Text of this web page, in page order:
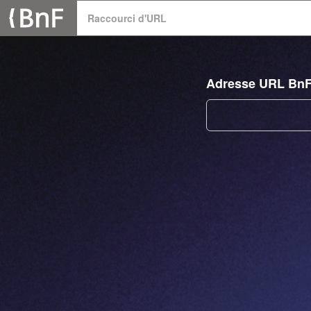
Panneau de gestion des cookies
Raccourci d'URL
Adresse URL